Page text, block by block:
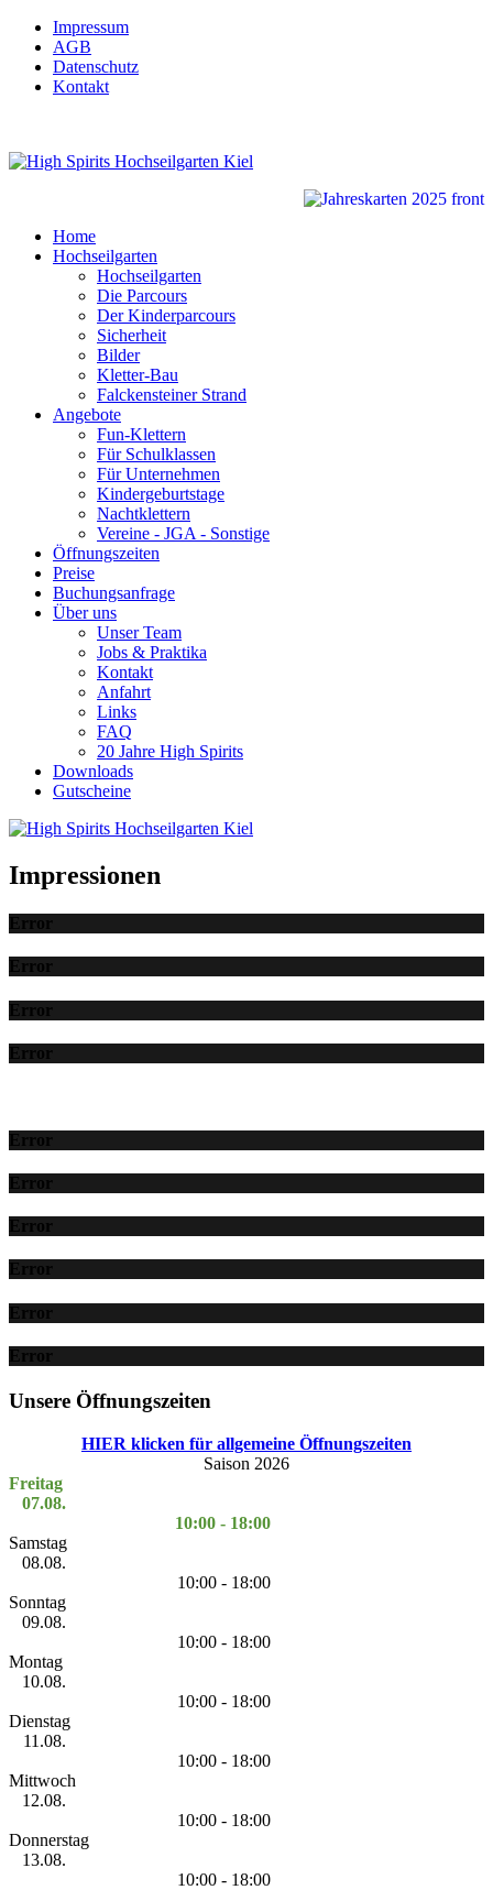
Impressum
AGB
Datenschutz
Kontakt
Home
Hochseilgarten
Hochseilgarten
Die Parcours
Der Kinderparcours
Sicherheit
Bilder
Kletter-Bau
Falckensteiner Strand
Angebote
Fun-Klettern
Für Schulklassen
Für Unternehmen
Kindergeburtstage
Nachtklettern
Vereine - JGA - Sonstige
Öffnungszeiten
Preise
Buchungsanfrage
Über uns
Unser Team
Jobs & Praktika
Kontakt
Anfahrt
Links
FAQ
20 Jahre High Spirits
Downloads
Gutscheine
Impressionen
Error
Error
Error
Error
Error
Error
Error
Error
Error
Error
Unsere Öffnungszeiten
HIER klicken für allgemeine Öffnungszeiten
Saison 2026
Freitag
07.08.
10:00 - 18:00
Samstag
08.08.
10:00 - 18:00
Sonntag
09.08.
10:00 - 18:00
Montag
10.08.
10:00 - 18:00
Dienstag
11.08.
10:00 - 18:00
Mittwoch
12.08.
10:00 - 18:00
Donnerstag
13.08.
10:00 - 18:00